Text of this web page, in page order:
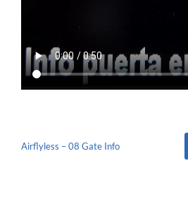
Airflyless – 08 Gate Info